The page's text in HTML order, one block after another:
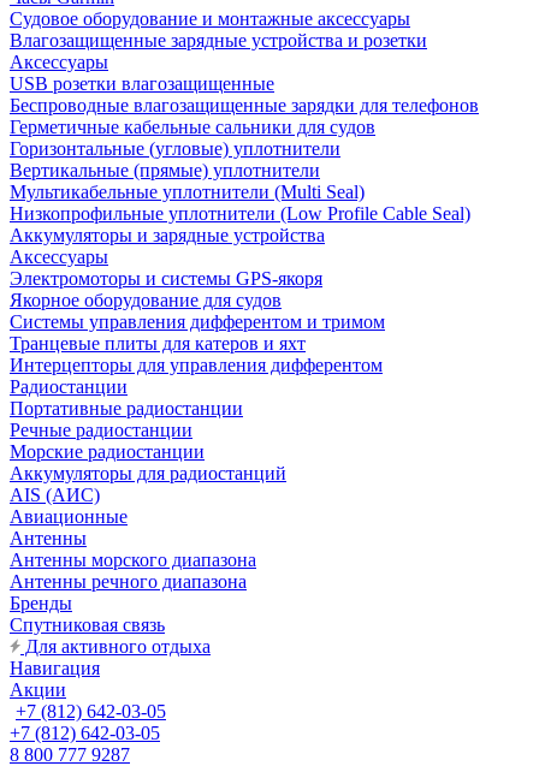
Судовое оборудование и монтажные аксессуары
Влагозащищенные зарядные устройства и розетки
Аксессуары
USB розетки влагозащищенные
Беспроводные влагозащищенные зарядки для телефонов
Герметичные кабельные сальники для судов
Горизонтальные (угловые) уплотнители
Вертикальные (прямые) уплотнители
Мультикабельные уплотнители (Multi Seal)
Низкопрофильные уплотнители (Low Profile Cable Seal)
Аккумуляторы и зарядные устройства
Аксессуары
Электромоторы и системы GPS-якоря
Якорное оборудование для судов
Системы управления дифферентом и тримом
Транцевые плиты для катеров и яхт
Интерцепторы для управления дифферентом
Радиостанции
Портативные радиостанции
Речные радиостанции
Морские радиостанции
Аккумуляторы для радиостанций
AIS (АИС)
Авиационные
Антенны
Антенны морского диапазона
Антенны речного диапазона
Бренды
Спутниковая связь
Для активного отдыха
Навигация
Акции
+7 (812) 642-03-05
+7 (812) 642-03-05
8 800 777 9287